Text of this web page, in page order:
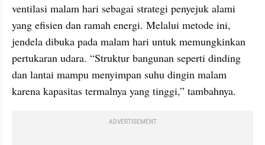
ventilasi malam hari sebagai strategi penyejuk alami
yang efisien dan ramah energi. Melalui metode ini,
jendela dibuka pada malam hari untuk memungkinkan
pertukaran udara. “Struktur bangunan seperti dinding
dan lantai mampu menyimpan suhu dingin malam
karena kapasitas termalnya yang tinggi,” tambahnya.
ADVERTISEMENT